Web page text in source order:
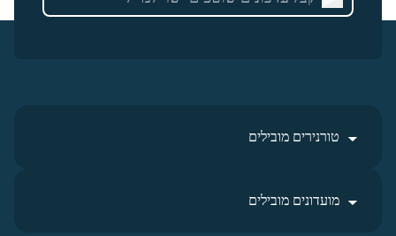
טורנירים מובילים
מועדונים מובילים